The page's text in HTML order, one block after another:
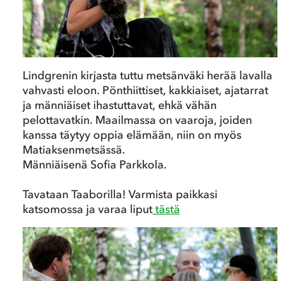
Lindgrenin kirjasta tuttu metsänväki herää lavalla
vahvasti eloon. Pönthiittiset, kakkiaiset, ajatarrat
ja männiäiset ihastuttavat, ehkä vähän
pelottavatkin. Maailmassa on vaaroja, joiden
kanssa täytyy oppia elämään, niin on myös
Matiaksenmetsässä.
Männiäisenä Sofia Parkkola.
Tavataan Taaborilla! Varmista paikkasi
katsomossa ja varaa liputtästä